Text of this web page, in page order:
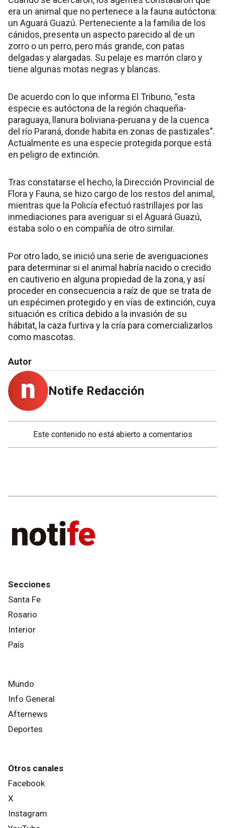
era un animal que no pertenece a la fauna autóctona:
un Aguará Guazú. Perteneciente a la familia de los
cánidos, presenta un aspecto parecido al de un
zorro o un perro, pero más grande, con patas
delgadas y alargadas. Su pelaje es marrón claro y
tiene algunas motas negras y blancas.
De acuerdo con lo que informa El Tribuno, “esta
especie es autóctona de la región chaqueña-
paraguaya, llanura boliviana-peruana y de la cuenca
del río Paraná, donde habita en zonas de pastizales”.
Actualmente es una especie protegida porque está
en peligro de extinción.
Tras constatarse el hecho, la Dirección Provincial de
Flora y Fauna, se hizo cargo de los restos del animal,
mientras que la Policía efectuó rastrillajes por las
inmediaciones para averiguar si el Aguará Guazú,
estaba solo o en compañía de otro similar.
Por otro lado, se inició una serie de averiguaciones
para determinar si el animal habría nacido o crecido
en cautiverio en alguna propiedad de la zona, y así
proceder en consecuencia a raíz de que se trata de
un espécimen protegido y en vías de extinción, cuya
situación es crítica debido a la invasión de su
hábitat, la caza furtiva y la cría para comercializarlos
como mascotas.
Autor
Notife Redacción
Este contenido no está abierto a comentarios
Secciones
Santa Fe
Rosario
Interior
País
Mundo
Info General
Afternews
Deportes
Otros canales
Facebook
X
Instagram